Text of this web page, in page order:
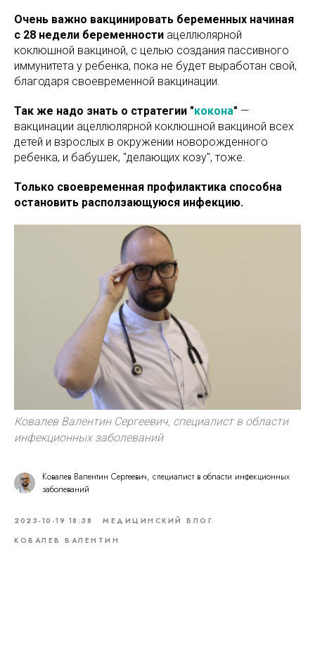
Очень важно вакцинировать беременных начиная
с 28 недели беременности ацеллюлярной
коклюшной вакциной, с целью создания пассивного
иммунитета у ребенка, пока не будет выработан свой,
благодаря своевременной вакцинации.
Так же надо знать о стратегии "кокона" —
вакцинации ацеллюлярной коклюшной вакциной всех
детей и взрослых в окружении новорожденного
ребенка, и бабушек, "делающих козу", тоже.
Только своевременная профилактика способна
остановить расползающуюся инфекцию.
Ковалев Валентин Сергеевич, специалист в области
инфекционных заболеваний
Ковалев Валентин Сергеевич, специалист в области инфекционных
заболеваний
2023-10-19 18:38
МЕДИЦИНСКИЙ БЛОГ
КОВАЛЕВ ВАЛЕНТИН